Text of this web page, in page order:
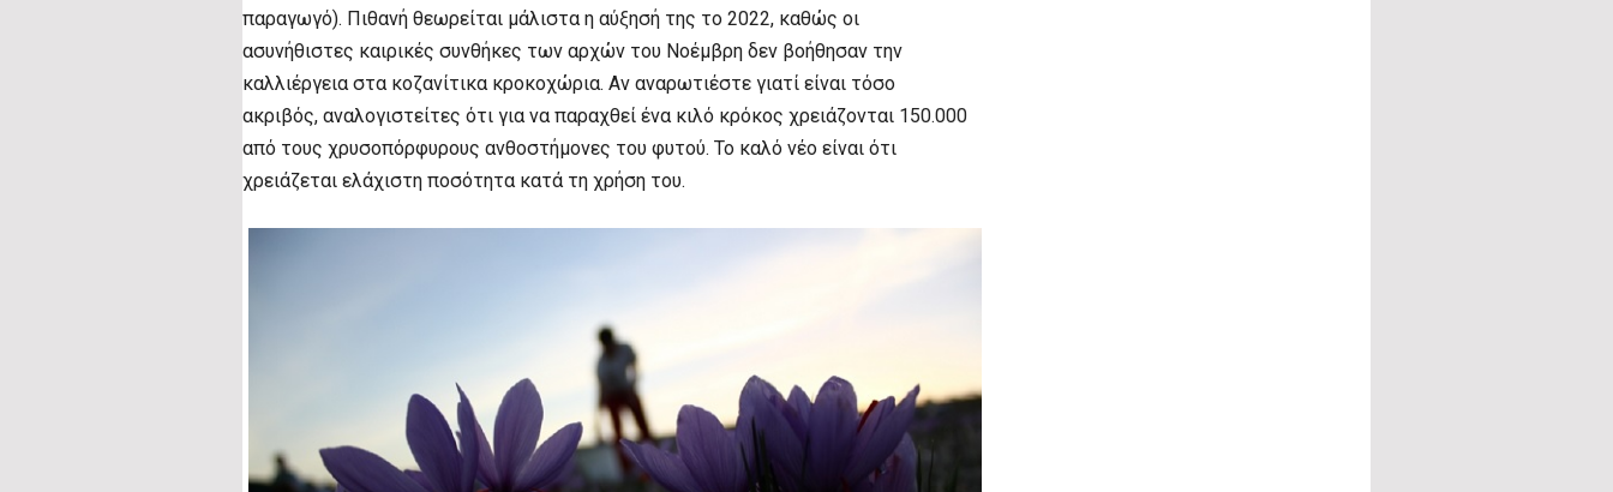
παραγωγό). Πιθανή θεωρείται μάλιστα η αύξησή της το 2022, καθώς οι
ασυνήθιστες καιρικές συνθήκες των αρχών του Νοέμβρη δεν βοήθησαν την
καλλιέργεια στα κοζανίτικα κροκοχώρια. Αν αναρωτιέστε γιατί είναι τόσο
ακριβός, αναλογιστείτες ότι για να παραχθεί ένα κιλό κρόκος χρειάζονται 150.000
από τους χρυσοπόρφυρους ανθοστήμονες του φυτού. Το καλό νέο είναι ότι
χρειάζεται ελάχιστη ποσότητα κατά τη χρήση του.